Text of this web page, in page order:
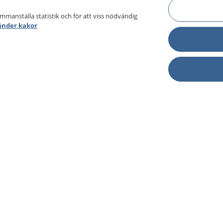
statistik och för att viss nödvändig
kakor